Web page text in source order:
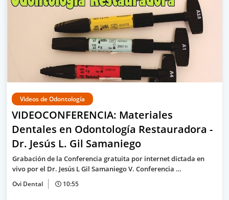
Videos de Odontología
VIDEOCONFERENCIA: Materiales
Dentales en Odontología Restauradora -
Dr. Jesús L. Gil Samaniego
Grabación de la Conferencia gratuita por internet dictada en
vivo por el Dr. Jesús L Gil Samaniego V. Conferencia …
Ovi Dental 10:55